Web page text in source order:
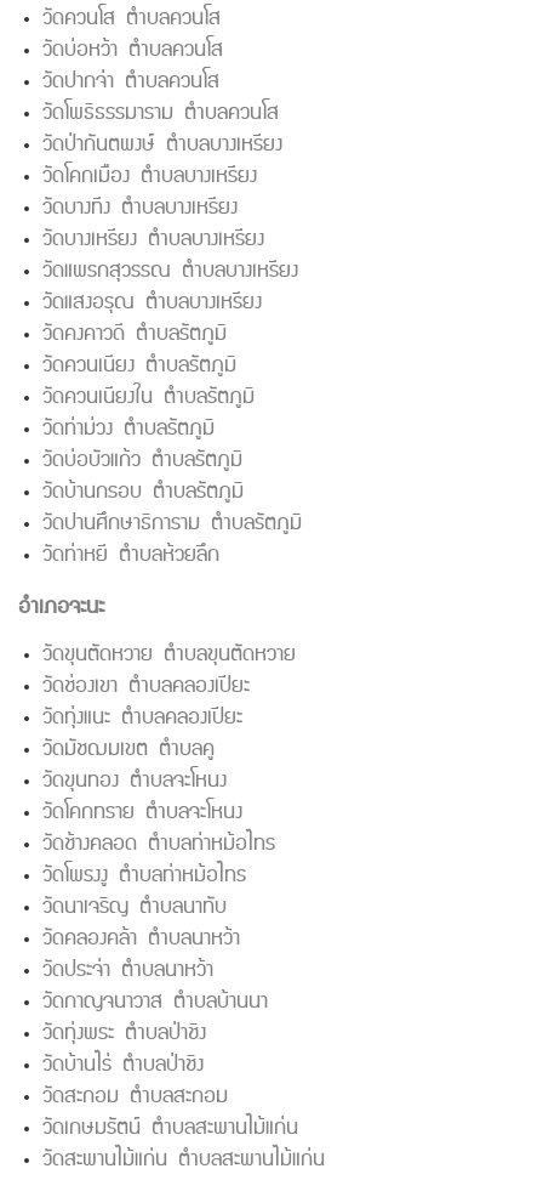
วัดควนโส ตำบลควนโส
วัดบ่อหว้า ตำบลควนโส
วัดปากจ่า ตำบลควนโส
วัดโพธิธรรมาราม ตำบลควนโส
วัดป่ากันตพงษ์ ตำบลบางเหรียง
วัดโคกเมือง ตำบลบางเหรียง
วัดบางทีง ตำบลบางเหรียง
วัดบางเหรียง ตำบลบางเหรียง
วัดแพรกสุวรรณ ตำบลบางเหรียง
วัดแสงอรุณ ตำบลบางเหรียง
วัดคงคาวดี ตำบลรัตภูมิ
วัดควนเนียง ตำบลรัตภูมิ
วัดควนเนียงใน ตำบลรัตภูมิ
วัดท่าม่วง ตำบลรัตภูมิ
วัดบ่อบัวแก้ว ตำบลรัตภูมิ
วัดบ้านกรอบ ตำบลรัตภูมิ
วัดปานศึกษาธิการาม ตำบลรัตภูมิ
วัดท่าหยี ตำบลห้วยลึก
อำเภอจะนะ
วัดขุนตัดหวาย ตำบลขุนตัดหวาย
วัดช่องเขา ตำบลคลองเปียะ
วัดทุ่งแนะ ตำบลคลองเปียะ
วัดมัชฌมเขต ตำบลคู
วัดขุนทอง ตำบลจะโหนง
วัดโคกทราย ตำบลจะโหนง
วัดช้างคลอด ตำบลท่าหม้อไทร
วัดโพรงงู ตำบลท่าหม้อไทร
วัดนาเจริญ ตำบลนาทับ
วัดคลองคล้า ตำบลนาหว้า
วัดประจ่า ตำบลนาหว้า
วัดกาญจนาวาส ตำบลบ้านนา
วัดทุ่งพระ ตำบลป่าชิง
วัดบ้านไร่ ตำบลป่าชิง
วัดสะกอม ตำบลสะกอม
วัดเกษมรัตน์ ตำบลสะพานไม้แก่น
วัดสะพานไม้แก่น ตำบลสะพานไม้แก่น